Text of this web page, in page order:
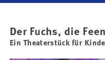
Der Fuchs, die
Ein Theaterstück für